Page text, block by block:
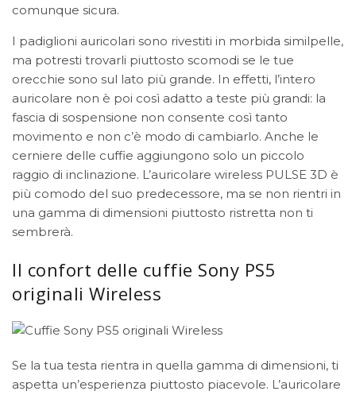
comunque sicura.
I padiglioni auricolari sono rivestiti in morbida similpelle,
ma potresti trovarli piuttosto scomodi se le tue
orecchie sono sul lato più grande. In effetti, l’intero
auricolare non è poi così adatto a teste più grandi: la
fascia di sospensione non consente così tanto
movimento e non c’è modo di cambiarlo. Anche le
cerniere delle cuffie aggiungono solo un piccolo
raggio di inclinazione. L’auricolare wireless PULSE 3D è
più comodo del suo predecessore, ma se non rientri in
una gamma di dimensioni piuttosto ristretta non ti
sembrerà.
Il confort delle cuffie Sony PS5
originali Wireless
Se la tua testa rientra in quella gamma di dimensioni, ti
aspetta un’esperienza piuttosto piacevole. L’auricolare